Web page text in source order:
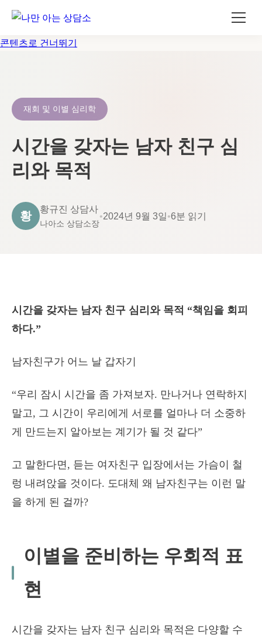
콘텐츠로 건너뛰기
재회 및 이별 심리학
시간을 갖자는 남자 친구 심
리와 목적
황
황규진 상담사
나아소 상담소장
•2024년 9월 3일•6분 읽기
시간을 갖자는 남자 친구 심리와 목적 “책임을 회피
하다.”
남자친구가 어느 날 갑자기
“우리 잠시 시간을 좀 가져보자. 만나거나 연락하지
말고, 그 시간이 우리에게 서로를 얼마나 더 소중하
게 만드는지 알아보는 계기가 될 것 같다”
고 말한다면, 듣는 여자친구 입장에서는 가슴이 철
렁 내려앉을 것이다. 도대체 왜 남자친구는 이런 말
을 하게 된 걸까?
이별을 준비하는 우회적 표
현
시간을 갖자는 남자 친구 심리와 목적은 다양할 수